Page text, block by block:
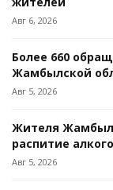
Авг 6, 2026
Более 660
Жамбылской
Авг 5, 2026
Жителя
распитие
Авг 5, 2026